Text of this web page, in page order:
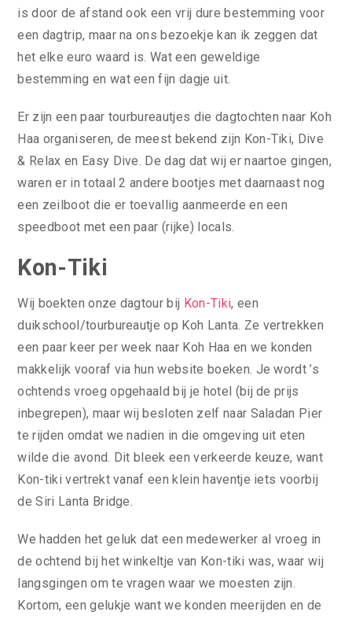
is door de afstand ook een vrij dure bestemming voor
een dagtrip, maar na ons bezoekje kan ik zeggen dat
het elke euro waard is. Wat een geweldige
bestemming en wat een fijn dagje uit.
Er zijn een paar tourbureautjes die dagtochten naar Koh
Haa organiseren, de meest bekend zijn Kon-Tiki, Dive
& Relax en Easy Dive. De dag dat wij er naartoe gingen,
waren er in totaal 2 andere bootjes met daarnaast nog
een zeilboot die er toevallig aanmeerde en een
speedboot met een paar (rijke) locals.
Kon-Tiki
Wij boekten onze dagtour bij Kon-Tiki, een
duikschool/tourbureautje op Koh Lanta. Ze vertrekken
een paar keer per week naar Koh Haa en we konden
makkelijk vooraf via hun website boeken. Je wordt ’s
ochtends vroeg opgehaald bij je hotel (bij de prijs
inbegrepen), maar wij besloten zelf naar Saladan Pier
te rijden omdat we nadien in die omgeving uit eten
wilde die avond. Dit bleek een verkeerde keuze, want
Kon-tiki vertrekt vanaf een klein haventje iets voorbij
de Siri Lanta Bridge.
We hadden het geluk dat een medewerker al vroeg in
de ochtend bij het winkeltje van Kon-tiki was, waar wij
langsgingen om te vragen waar we moesten zijn.
Kortom, een gelukje want we konden meerijden en de